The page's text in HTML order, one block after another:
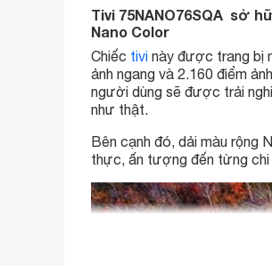
Tivi 75NANO76SQA sở
Nano Color
Chiếc tivi này được trang bị
ảnh ngang và 2.160 điểm
người dùng sẽ được trải
như thật.
Bên cạnh đó, dải màu rộng
thực, ấn tượng đến từng chi